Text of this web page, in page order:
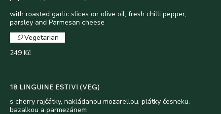
with roasted garlic slices on olive oil, fresh chilli pepper,
parsley and Parmesan cheese
249 Kč
Vegetarian
18 LINGUINE ESTIVI (VEG)
s cherry rajčátky, nakládanou mozarellou, plátky česneku,
bazalkou a parmezánem